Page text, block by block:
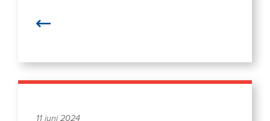
11 juni 2024